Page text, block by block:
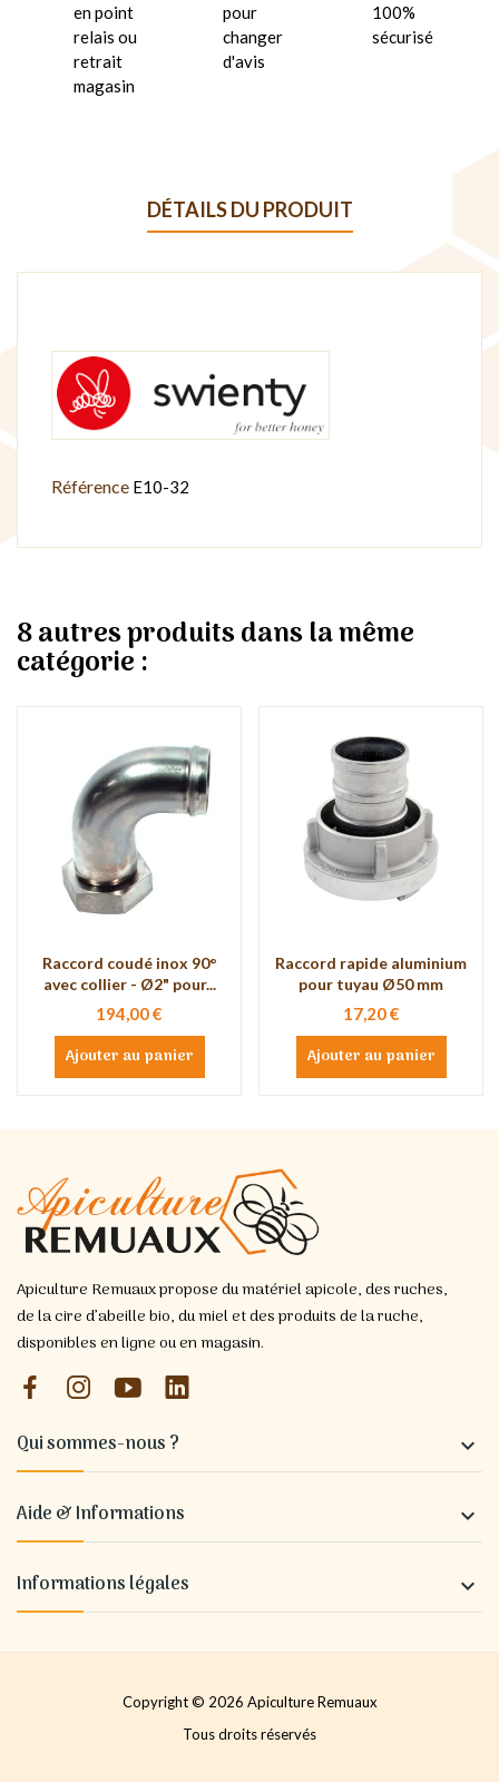
en point
relais ou
retrait
magasin
pour
changer
d'avis
100%
sécurisé
DÉTAILS DU PRODUIT
Référence E10-32
8 autres produits dans la même
catégorie :
Raccord coudé inox 90°
avec collier - Ø2" pour...
194,00 €
Ajouter au panier
Raccord rapide aluminium
pour tuyau Ø50 mm
17,20 €
Ajouter au panier
Apiculture Remuaux propose du matériel apicole, des ruches,
de la cire d’abeille bio, du miel et des produits de la ruche,
disponibles en ligne ou en magasin.
Qui sommes-nous ? 
Aide & Informations 
Informations légales 
Copyright © 2026 Apiculture Remuaux
Tous droits réservés